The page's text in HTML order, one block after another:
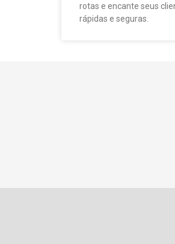
rotas e encante seus
rápidas e seguras.